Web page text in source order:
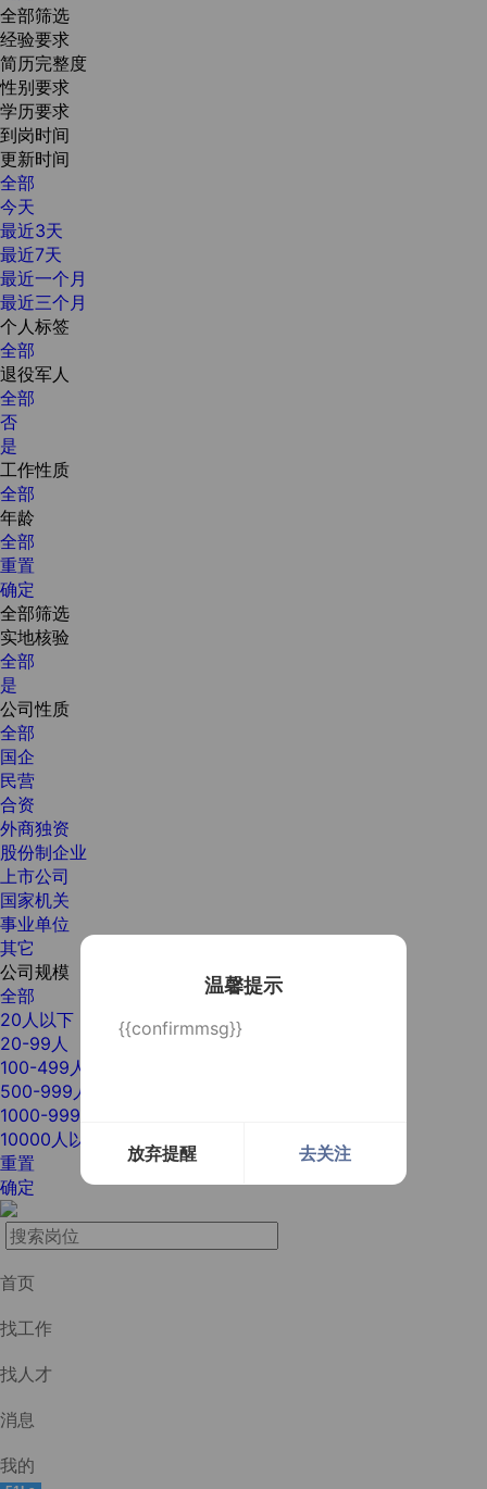
温馨提示
{{confirmmsg}}
放弃提醒 去关注
全部筛选
经验要求
简历完整度
性别要求
学历要求
到岗时间
更新时间
全部
今天
最近3天
最近7天
最近一个月
最近三个月
个人标签
全部
退役军人
全部
否
是
工作性质
全部
年龄
全部
重置
确定
全部筛选
实地核验
全部
是
公司性质
全部
国企
民营
合资
外商独资
股份制企业
上市公司
国家机关
事业单位
其它
公司规模
全部
20人以下
20-99人
100-499人
500-999人
1000-9999人
10000人以上
重置
确定
首页
找工作
找人才
消息
我的